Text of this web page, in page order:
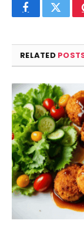
Facebook
RELATED